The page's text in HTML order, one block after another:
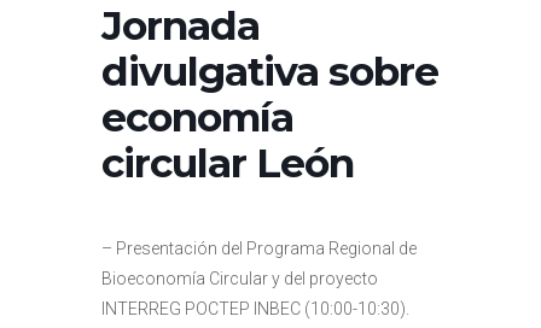
Jornada
divulgativa sobre
economía
circular León
– Presentación del Programa Regional de
Bioeconomía Circular y del proyecto
INTERREG POCTEP INBEC (10:00-10:30).